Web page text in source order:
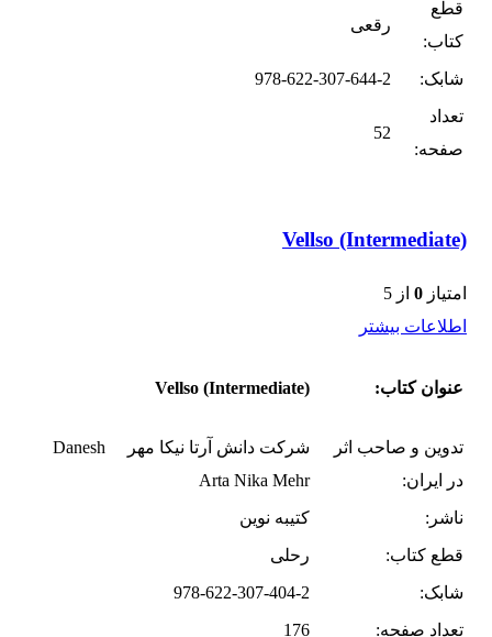
قطع
کتاب:
رقعی
شابک:
978-622-307-644-2
تعداد
صفحه:
52
Vellso (Intermediate)
امتیاز 0 از 5
اطلاعات بیشتر
عنوان کتاب: Vellso (Intermediate)
تدوین و صاحب اثر
در ایران:
شرکت دانش آرتا نیکا مهر Danesh
Arta Nika Mehr
ناشر:
کتیبه نوین
قطع کتاب:
رحلی
شابک:
978-622-307-404-2
تعداد صفحه:
176